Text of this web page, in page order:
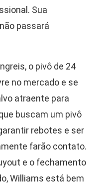
Sua
passará
o pivô de 24
no mercado e se
atraente para
buscam um pivô
rebotes e ser
farão contato.
e o fechamento
Williams está bem